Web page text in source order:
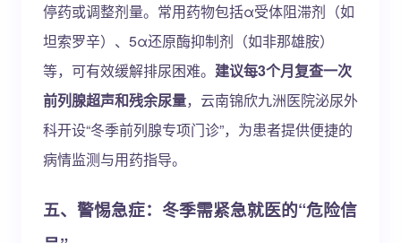
停药或调整剂量。常用药物包括α受体阻滞剂（如
坦索罗辛）、5α还原酶抑制剂（如非那雄胺）
等，可有效缓解排尿困难。 建议每3个月复查一次
前列腺超声和残余尿量，云南锦欣九洲医院泌尿外
科开设“冬季前列腺专项门诊”，为患者提供便捷的
病情监测与用药指导。
五、警惕急症：冬季需紧急就医的“危险信